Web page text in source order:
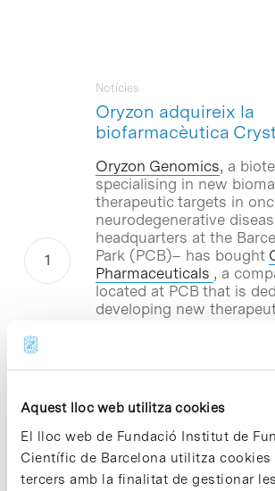
Aquest lloc web utilitza cookies
El lloc web de Fundació Institut de
Científic de Barcelona utilitza cookies
tercers amb la finalitat de gestionar
Oryzon adquireix la
biofarmacèutica
Notícies
Oryzon Genomics, a
specialising in new
therapeutic targets in
neurodegenerative
headquarters at the
Park (PCB)– has bought
Pharmaceuticals , a
located at PCB that is
developing new
carried out by means of
extension in Oryzon
their shares and in so
acquire 5.7/ of the capital
purchasing biotech